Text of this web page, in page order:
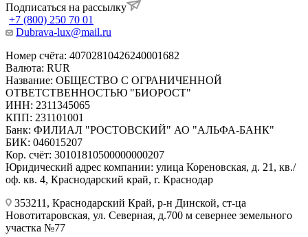
Подписаться на рассылку
+7 (800) 250 70 01
Dubrava-lux@mail.ru
Номер счёта: 40702810426240001682
Валюта: RUR
Название: ОБЩЕСТВО С ОГРАНИЧЕННОЙ
ОТВЕТСТВЕННОСТЬЮ "БИОРОСТ"
ИНН: 2311345065
КПП: 231101001
Банк: ФИЛИАЛ "РОСТОВСКИЙ" АО "АЛЬФА-БАНК"
БИК: 046015207
Кор. счёт: 30101810500000000207
Юридический адрес компании: улица Кореновская, д. 21, кв./
оф. кв. 4, Краснодарский край, г. Краснодар
353211, Краснодарский Край, р-н Динской, ст-ца
Новотитаровская, ул. Северная, д.700 м севернее земельного
участка №77